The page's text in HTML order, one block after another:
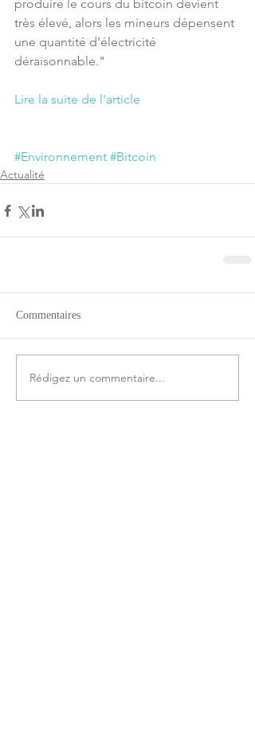
produire le cours du bitcoin devient
très élevé, alors les mineurs dépensent
une quantité d’électricité
déraisonnable."
Lire la suite de l'article
#Environnement #Bitcoin
Actualité
Commentaires
Rédigez un commentaire...